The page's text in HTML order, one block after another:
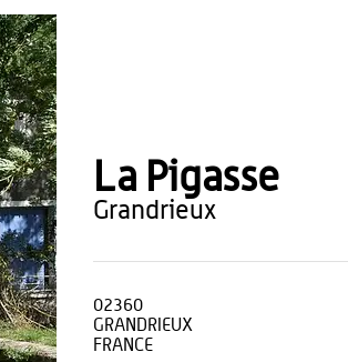
La Pigasse
grandrieux
02360
GRANDRIEUX
FRANCE